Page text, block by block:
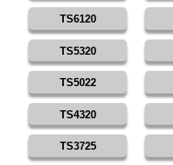
TS6120
TS5320
TS5022
TS4320
TS3725